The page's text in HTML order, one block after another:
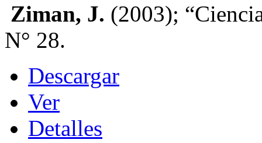
Ziman, J. (2003);
N° 28.
Descargar
Ver
Detalles